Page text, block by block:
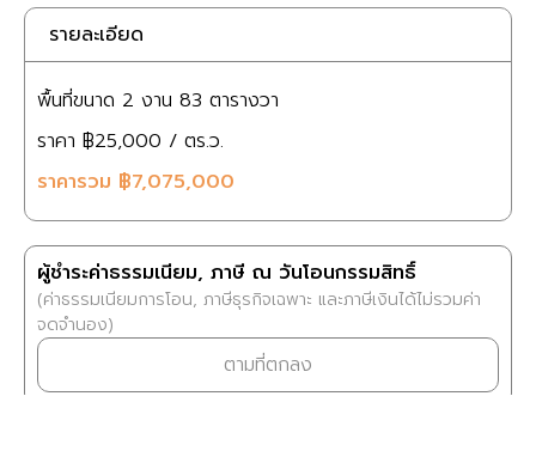
รายละเอียด
พื้นที่ขนาด 2 งาน 83 ตารางวา
ราคา ฿25,000 / ตร.ว.
ราคารวม ฿7,075,000
ผู้ชำระค่าธรรมเนียม, ภาษี ณ วันโอนกรรมสิทธิ์
(ค่าธรรมเนียมการโอน, ภาษีธุรกิจเฉพาะ และภาษีเงินได้ไม่รวมค่า
จดจำนอง)
ตามที่ตกลง